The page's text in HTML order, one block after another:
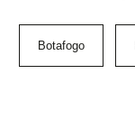
Botafogo